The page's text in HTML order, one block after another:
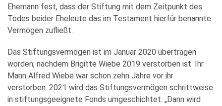
Ehemann fest, dass der Stiftung mit dem Zeitpunkt des
Todes beider Eheleute das im Testament hierfür benannte
Vermögen zufließt.
Das Stiftungsvermögen ist im Januar 2020 übertragen
worden, nachdem Brigitte Wiebe 2019 verstorben ist. Ihr
Mann Alfred Wiebe war schon zehn Jahre vor ihr
verstorben. 2021 wird das Stiftungsvermögen schrittweise
in stiftungsgeeignete Fonds umgeschichtet. „Dann wird